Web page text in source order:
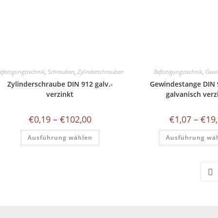
,Schrauben,Zylinderschrauben
Zylinderschraube DIN 912 galv.-
verzinkt
€0,19 – €102,00Preisspanne:
€0,19
bis
€102,00
Ausführung wählen
Dieses
weist
Befestigungstechnik,
Gewindestange DIN
galvanisch
€1,07 – €
Ausführung